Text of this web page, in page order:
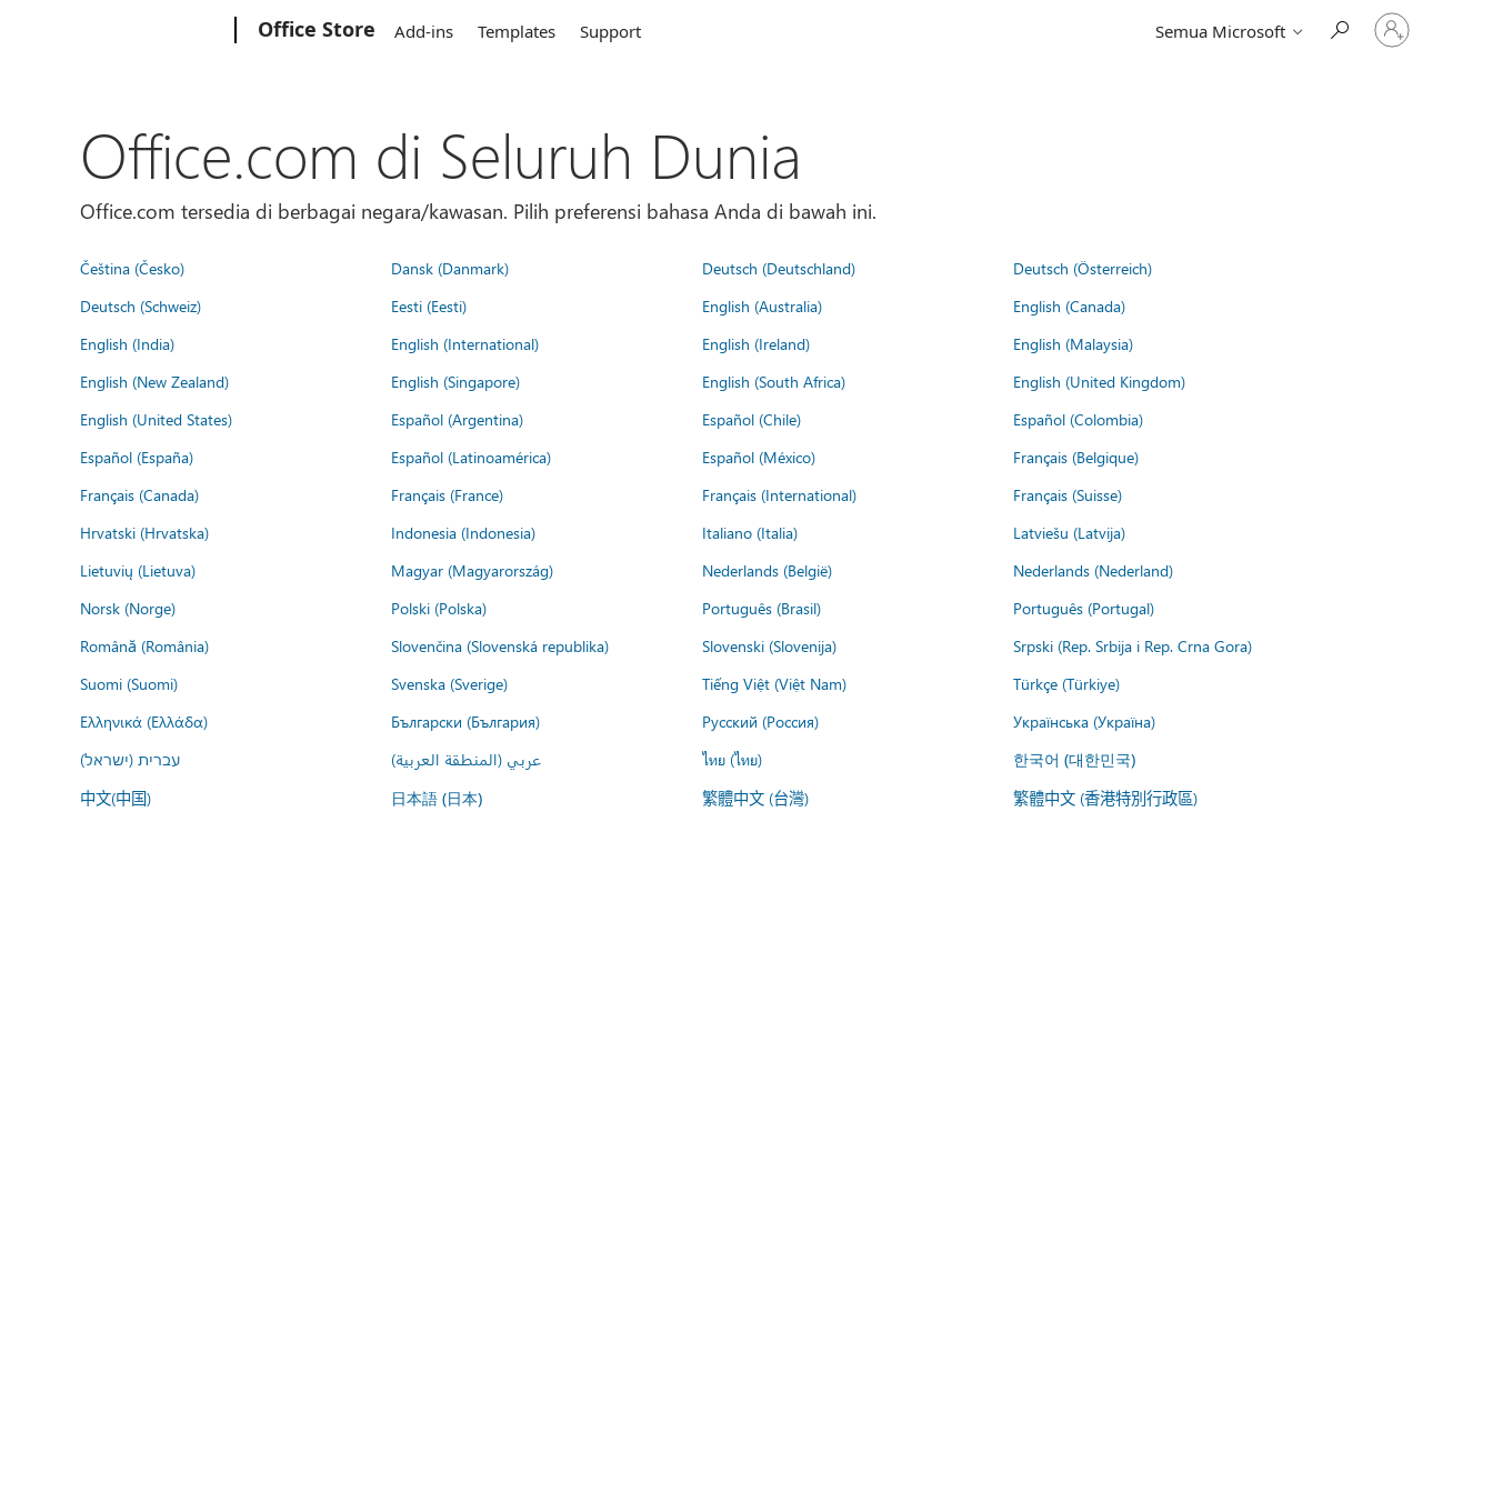
Office Store Add-ins Templates Support Semua Microsoft
Masuk
ke
akun
Office.com di Seluruh Dunia
Office.com tersedia di berbagai negara/kawasan. Pilih preferensi bahasa Anda di bawah ini.
Čeština (Česko) Dansk (Danmark) Deutsch (Deutschland)
Deutsch (Österreich)
Deutsch (Schweiz)
Eesti (Eesti) English (Australia)
English (Canada)
English (India)
English (International) English (Ireland)
English (Malaysia)
English (New Zealand)
English (Singapore) English (South Africa)
English (United Kingdom)
English (United States)
Español (Argentina) Español (Chile)
Español (Colombia)
Español (España)
Español (Latinoamérica) Español (México)
Français (Belgique)
Français (Canada)
Français (France) Français (International)
Français (Suisse)
Hrvatski (Hrvatska)
Indonesia (Indonesia) Italiano (Italia)
Latviešu (Latvija)
Lietuvių (Lietuva)
Magyar (Magyarország) Nederlands (België)
Nederlands (Nederland)
Norsk (Norge)
Polski (Polska) Português (Brasil)
Português (Portugal)
Română (România)
Slovenčina (Slovenská republika) Slovenski (Slovenija)
Srpski (Rep. Srbija i Rep. Crna Gora)
Suomi (Suomi)
Svenska (Sverige) Tiếng Việt (Việt Nam)
Türkçe (Türkiye)
Ελληνικά (Ελλάδα)
Български (България) Русский (Россия)
Українська (Україна)
עברית (ישראל)
عربي (المنطقة العربية) ไทย (ไทย) 한국어 (대한민국)
中文(中国) 日本語 (日本) 繁體中文 (台灣) 繁體中文 (香港特別行政區)